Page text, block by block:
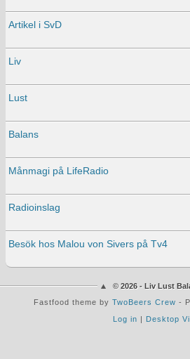
Artikel i SvD
Liv
Lust
Balans
Månmagi på LifeRadio
Radioinslag
Besök hos Malou von Sivers på Tv4
© 2026 - Liv Lust
Fastfood theme by TwoBeers Crew -
Log in | Desktop